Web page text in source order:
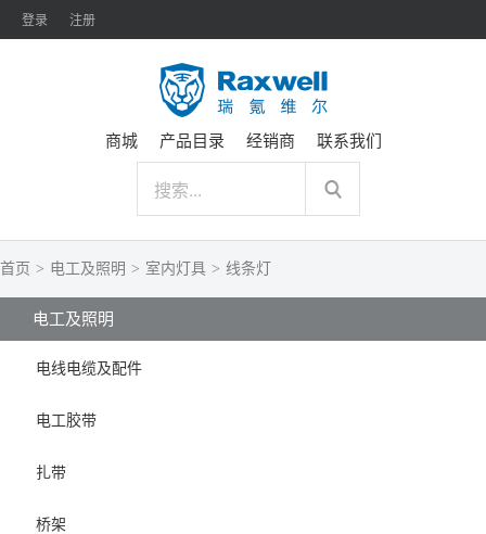
登录 注册
商城 产品目录 经销商 联系我们
首页 > 电工及照明 > 室内灯具 > 线条灯
电工及照明
电线电缆及配件
电工胶带
扎带
桥架